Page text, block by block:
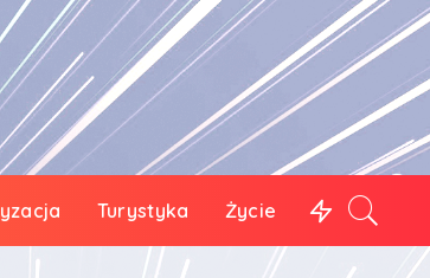
Turystyka Życie